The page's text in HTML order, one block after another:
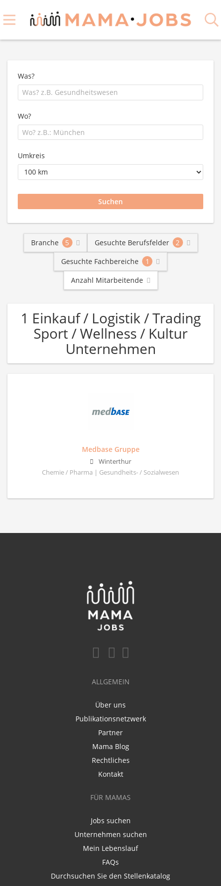
Was?
Wo?
Umkreis
Branche 5 Gesuchte Berufsfelder
2
Gesuchte Fachbereiche
1
Anzahl Mitarbeitende
1 Einkauf / Logistik / Trading
Sport / Wellness / Kultur
Unternehmen
Medbase Gruppe
Winterthur
Chemie / Pharma | Gesundheits- / Sozialwesen
ALLGEMEIN
Über uns
Publikationsnetzwerk
Partner
Mama Blog
Rechtliches
Kontakt
FÜR MAMAS
Jobs suchen
Unternehmen suchen
Mein Lebenslauf
FAQs
Durchsuchen Sie den Stellenkatalog